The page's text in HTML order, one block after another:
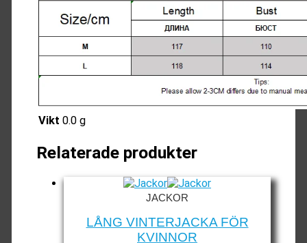
Vikt 0.0 g
Relaterade produkter
JACKOR
LÅNG VINTERJACKA FÖR
KVINNOR